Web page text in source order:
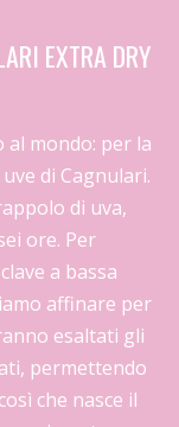
EXTRA DRY
mondo: per la
di Cagnulari.
di uva,
ore. Per
a bassa
affinare per
esaltati gli
permettendo
che nasce il